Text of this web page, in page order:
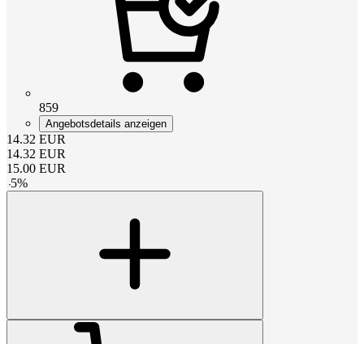
859
Angebotsdetails anzeigen
14.32 EUR
14.32 EUR
15.00 EUR
-5%